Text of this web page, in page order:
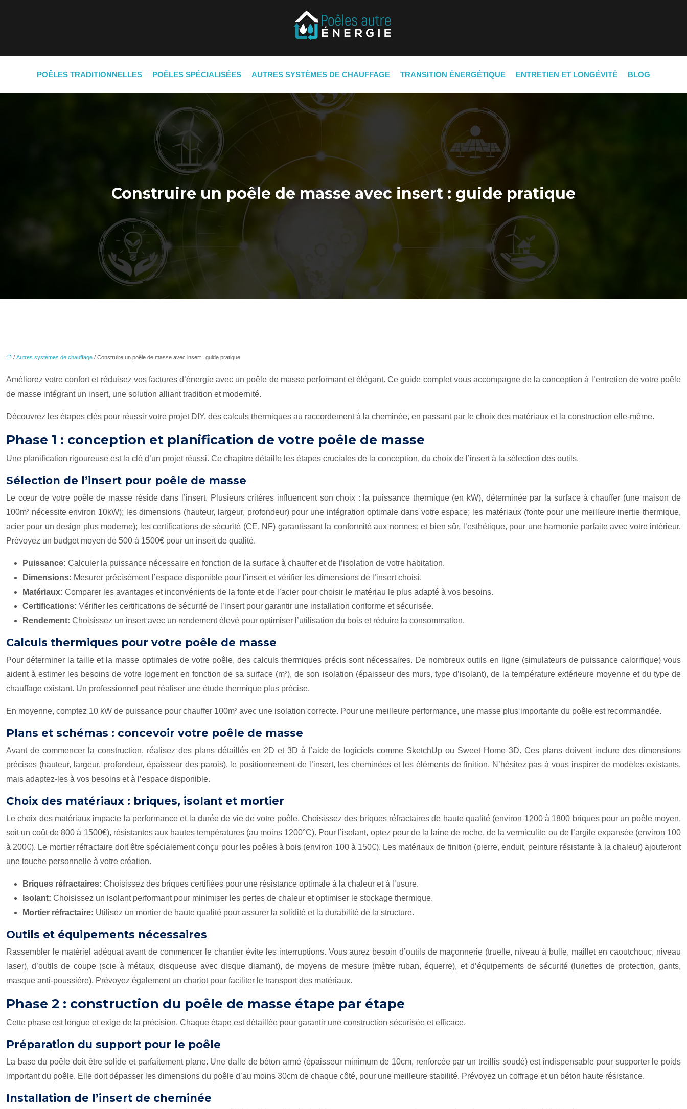
POÊLES TRADITIONNELLES POÊLES SPÉCIALISÉES AUTRES SYSTÈMES DE CHAUFFAGE TRANSITION ÉNERGÉTIQUE ENTRETIEN ET LONGÉVITÉ BLOG
Construire un poêle de masse avec insert : guide pratique
/ Autres systèmes de chauffage / Construire un poêle de masse avec insert : guide pratique
Améliorez votre confort et réduisez vos factures d’énergie avec un poêle de masse performant et élégant. Ce guide complet vous accompagne de la conception à l’entretien de votre poêle
de masse intégrant un insert, une solution alliant tradition et modernité.
Découvrez les étapes clés pour réussir votre projet DIY, des calculs thermiques au raccordement à la cheminée, en passant par le choix des matériaux et la construction elle-même.
Phase 1 : conception et planification de votre poêle de masse
Une planification rigoureuse est la clé d’un projet réussi. Ce chapitre détaille les étapes cruciales de la conception, du choix de l’insert à la sélection des outils.
Sélection de l’insert pour poêle de masse
Le cœur de votre poêle de masse réside dans l’insert. Plusieurs critères influencent son choix : la puissance thermique (en kW), déterminée par la surface à chauffer (une maison de
100m² nécessite environ 10kW); les dimensions (hauteur, largeur, profondeur) pour une intégration optimale dans votre espace; les matériaux (fonte pour une meilleure inertie thermique,
acier pour un design plus moderne); les certifications de sécurité (CE, NF) garantissant la conformité aux normes; et bien sûr, l’esthétique, pour une harmonie parfaite avec votre intérieur.
Prévoyez un budget moyen de 500 à 1500€ pour un insert de qualité.
Puissance: Calculer la puissance nécessaire en fonction de la surface à chauffer et de l’isolation de votre habitation.
Dimensions: Mesurer précisément l’espace disponible pour l’insert et vérifier les dimensions de l’insert choisi.
Matériaux: Comparer les avantages et inconvénients de la fonte et de l’acier pour choisir le matériau le plus adapté à vos besoins.
Certifications: Vérifier les certifications de sécurité de l’insert pour garantir une installation conforme et sécurisée.
Rendement: Choisissez un insert avec un rendement élevé pour optimiser l’utilisation du bois et réduire la consommation.
Calculs thermiques pour votre poêle de masse
Pour déterminer la taille et la masse optimales de votre poêle, des calculs thermiques précis sont nécessaires. De nombreux outils en ligne (simulateurs de puissance calorifique) vous
aident à estimer les besoins de votre logement en fonction de sa surface (m²), de son isolation (épaisseur des murs, type d’isolant), de la température extérieure moyenne et du type de
chauffage existant. Un professionnel peut réaliser une étude thermique plus précise.
En moyenne, comptez 10 kW de puissance pour chauffer 100m² avec une isolation correcte. Pour une meilleure performance, une masse plus importante du poêle est recommandée.
Plans et schémas : concevoir votre poêle de masse
Avant de commencer la construction, réalisez des plans détaillés en 2D et 3D à l’aide de logiciels comme SketchUp ou Sweet Home 3D. Ces plans doivent inclure des dimensions
précises (hauteur, largeur, profondeur, épaisseur des parois), le positionnement de l’insert, les cheminées et les éléments de finition. N’hésitez pas à vous inspirer de modèles existants,
mais adaptez-les à vos besoins et à l’espace disponible.
Choix des matériaux : briques, isolant et mortier
Le choix des matériaux impacte la performance et la durée de vie de votre poêle. Choisissez des briques réfractaires de haute qualité (environ 1200 à 1800 briques pour un poêle moyen,
soit un coût de 800 à 1500€), résistantes aux hautes températures (au moins 1200°C). Pour l’isolant, optez pour de la laine de roche, de la vermiculite ou de l’argile expansée (environ 100
à 200€). Le mortier réfractaire doit être spécialement conçu pour les poêles à bois (environ 100 à 150€). Les matériaux de finition (pierre, enduit, peinture résistante à la chaleur) ajouteront
une touche personnelle à votre création.
Briques réfractaires: Choisissez des briques certifiées pour une résistance optimale à la chaleur et à l’usure.
Isolant: Choisissez un isolant performant pour minimiser les pertes de chaleur et optimiser le stockage thermique.
Mortier réfractaire: Utilisez un mortier de haute qualité pour assurer la solidité et la durabilité de la structure.
Outils et équipements nécessaires
Rassembler le matériel adéquat avant de commencer le chantier évite les interruptions. Vous aurez besoin d’outils de maçonnerie (truelle, niveau à bulle, maillet en caoutchouc, niveau
laser), d’outils de coupe (scie à métaux, disqueuse avec disque diamant), de moyens de mesure (mètre ruban, équerre), et d’équipements de sécurité (lunettes de protection, gants,
masque anti-poussière). Prévoyez également un chariot pour faciliter le transport des matériaux.
Phase 2 : construction du poêle de masse étape par étape
Cette phase est longue et exige de la précision. Chaque étape est détaillée pour garantir une construction sécurisée et efficace.
Préparation du support pour le poêle
La base du poêle doit être solide et parfaitement plane. Une dalle de béton armé (épaisseur minimum de 10cm, renforcée par un treillis soudé) est indispensable pour supporter le poids
important du poêle. Elle doit dépasser les dimensions du poêle d’au moins 30cm de chaque côté, pour une meilleure stabilité. Prévoyez un coffrage et un béton haute résistance.
Installation de l’insert de cheminée